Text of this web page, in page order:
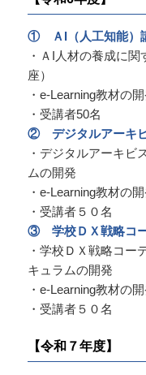
① ＡI（人工知能）
・ＡI人材の養成に
座）
・e-Learning教材の開
・受講者50名
② デジタルアーキ
・デジタルアーキビ
ムの開発
・e-Learning教材の開
・受講者５０名
③ 学校ＤＸ戦略コ
・学校ＤＸ戦略コー
キュラムの開発
・e-Learning教材の開
・受講者５０名
【令和７年度】